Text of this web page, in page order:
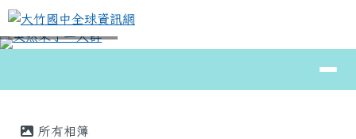
跳至主內容區
大竹國中全球資訊網
⏸
所有相簿